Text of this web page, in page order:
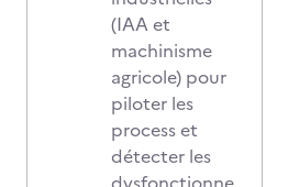
(IAA et
machinisme
agricole) pour
piloter les
process et
détecter les